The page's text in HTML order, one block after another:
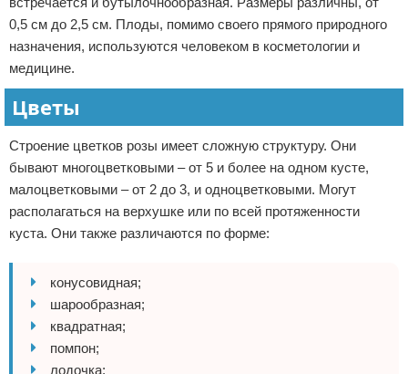
0,5 см до 2,5 см. Плоды, помимо своего прямого природного
назначения, используются человеком в косметологии и
медицине.
Цветы
Строение цветков розы имеет сложную структуру. Они
бывают многоцветковыми – от 5 и более на одном кусте,
малоцветковыми – от 2 до 3, и одноцветковыми. Могут
располагаться на верхушке или по всей протяженности
куста. Они также различаются по форме:
конусовидная;
шарообразная;
квадратная;
помпон;
лодочка;